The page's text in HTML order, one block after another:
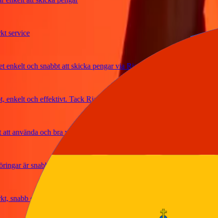
och snabbt att skicka pengar via Ria
och effektivt. Tack Ria
och bra växelkurser
är snabba och säkra
och pålitlig